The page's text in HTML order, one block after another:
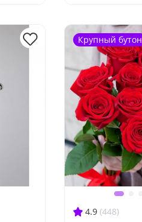
4.9 (448)
Крупный бутон